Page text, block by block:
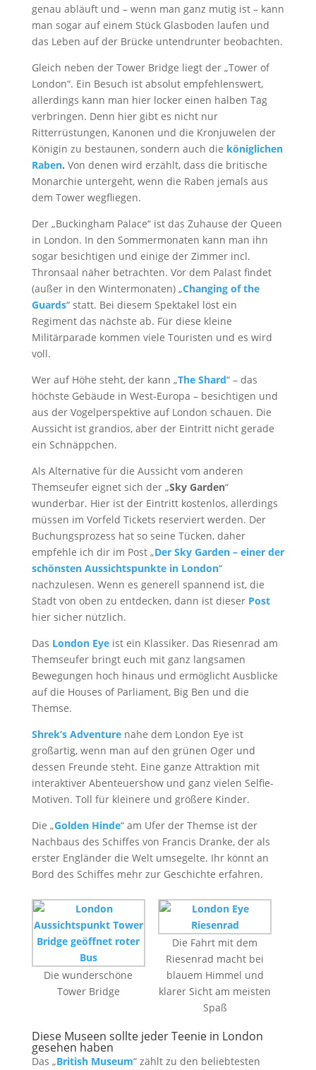
genau abläuft und – wenn man ganz mutig ist – kann
man sogar auf einem Stück Glasboden laufen und
das Leben auf der Brücke untendrunter beobachten.
Gleich neben der Tower Bridge liegt der „Tower of
London“. Ein Besuch ist absolut empfehlenswert,
allerdings kann man hier locker einen halben Tag
verbringen. Denn hier gibt es nicht nur
Ritterrüstungen, Kanonen und die Kronjuwelen der
Königin zu bestaunen, sondern auch die königlichen
Raben. Von denen wird erzählt, dass die britische
Monarchie untergeht, wenn die Raben jemals aus
dem Tower wegfliegen.
Der „Buckingham Palace“ ist das Zuhause der Queen
in London. In den Sommermonaten kann man ihn
sogar besichtigen und einige der Zimmer incl.
Thronsaal näher betrachten. Vor dem Palast findet
(außer in den Wintermonaten) „Changing of the
Guards“ statt. Bei diesem Spektakel löst ein
Regiment das nächste ab. Für diese kleine
Militärparade kommen viele Touristen und es wird
voll.
Wer auf Höhe steht, der kann „The Shard“ – das
höchste Gebäude in West-Europa – besichtigen und
aus der Vogelperspektive auf London schauen. Die
Aussicht ist grandios, aber der Eintritt nicht gerade
ein Schnäppchen.
Als Alternative für die Aussicht vom anderen
Themseufer eignet sich der „Sky Garden“
wunderbar. Hier ist der Eintritt kostenlos, allerdings
müssen im Vorfeld Tickets reserviert werden. Der
Buchungsprozess hat so seine Tücken, daher
empfehle ich dir im Post „Der Sky Garden – einer der
schönsten Aussichtspunkte in London“
nachzulesen. Wenn es generell spannend ist, die
Stadt von oben zu entdecken, dann ist dieser Post
hier sicher nützlich.
Das London Eyeist ein Klassiker. Das Riesenrad am
Themseufer bringt euch mit ganz langsamen
Bewegungen hoch hinaus und ermöglicht Ausblicke
auf die Houses of Parliament, Big Ben und die
Themse.
Shrek’s Adventurenahe dem London Eye ist
großartig, wenn man auf den grünen Oger und
dessen Freunde steht. Eine ganze Attraktion mit
interaktiver Abenteuershow und ganz vielen Selfie-
Motiven. Toll für kleinere und größere Kinder.
Die „Golden Hinde“ am Ufer der Themse ist der
Nachbaus des Schiffes von Francis Dranke, der als
erster Engländer die Welt umsegelte. Ihr könnt an
Bord des Schiffes mehr zur Geschichte erfahren.
Die wunderschöne
Tower Bridge
Die Fahrt mit dem
Riesenrad macht bei
blauem Himmel und
klarer Sicht am meisten
Spaß
Diese Museen sollte jeder Teenie in London
gesehen haben
Das „British Museum“ zählt zu den beliebtesten